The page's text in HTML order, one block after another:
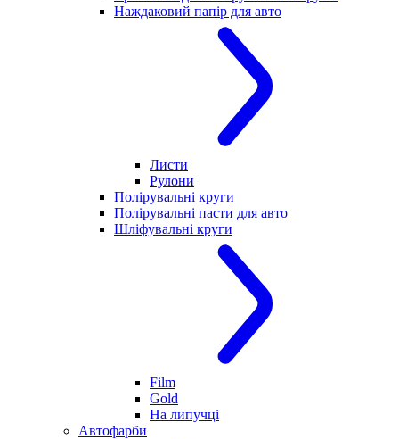
Наждаковий папір для авто
Листи
Рулони
Полірувальні круги
Полірувальні пасти для авто
Шліфувальні круги
Film
Gold
На липучці
Автофарби